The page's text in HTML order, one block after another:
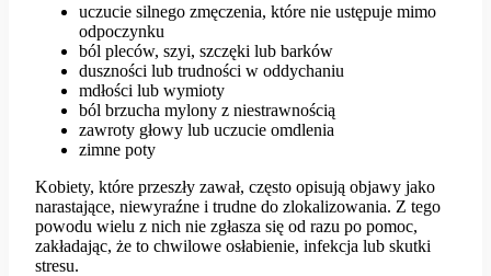
uczucie silnego zmęczenia, które nie ustępuje mimo
odpoczynku
ból pleców, szyi, szczęki lub barków
duszności lub trudności w oddychaniu
mdłości lub wymioty
ból brzucha mylony z niestrawnością
zawroty głowy lub uczucie omdlenia
zimne poty
Kobiety, które przeszły zawał, często opisują objawy jako
narastające, niewyraźne i trudne do zlokalizowania. Z tego
powodu wielu z nich nie zgłasza się od razu po pomoc,
zakładając, że to chwilowe osłabienie, infekcja lub skutki
stresu.